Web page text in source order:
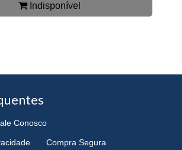
Indisponível
Conosco
Compra Segura